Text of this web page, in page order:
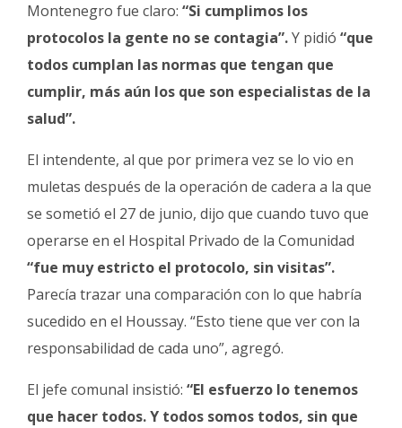
Montenegro fue claro: “Si cumplimos los
protocolos la gente no se contagia”.Y pidió “que
todos cumplan las normas que tengan que
cumplir, más aún los que son especialistas de la
salud”.
El intendente, al que por primera vez se lo vio en
muletas después de la operación de cadera a la que
se sometió el 27 de junio, dijo que cuando tuvo que
operarse en el Hospital Privado de la Comunidad
“fue muy estricto el protocolo, sin visitas”.
Parecía trazar una comparación con lo que habría
sucedido en el Houssay. “Esto tiene que ver con la
responsabilidad de cada uno”, agregó.
El jefe comunal insistió: “El esfuerzo lo tenemos
que hacer todos. Y todos somos todos, sin que